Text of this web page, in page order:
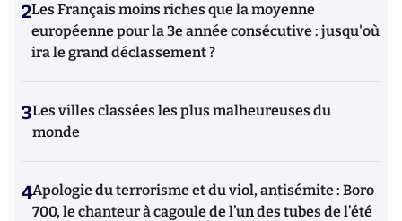
2Les Français moins riches que la moyenne
européenne pour la 3e année consécutive : jusqu'où
ira le grand déclassement ?
3Les villes classées les plus malheureuses du
monde
4Apologie du terrorisme et du viol, antisémite : Boro
700, le chanteur à cagoule de l’un des tubes de l’été